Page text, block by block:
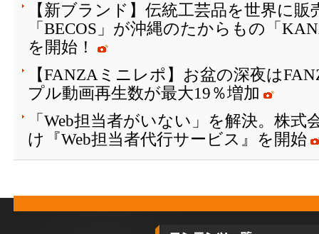
【新ブランド】伝統工芸品を世界に販
「BECOS」が沖縄のたからもの「
を開始！
【FANZAミニレポ】お盆の深夜は
プル動画再生数が最大19％増加
「Web担当者がいない」を解決。株式
け『Web担当者代行サービス』を開始